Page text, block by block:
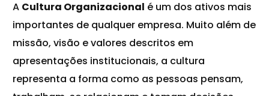
A Cultura Organizacional é um dos ativos mais
importantes de qualquer empresa. Muito além de
missão, visão e valores descritos em
apresentações institucionais, a cultura
representa a forma como as pessoas pensam,